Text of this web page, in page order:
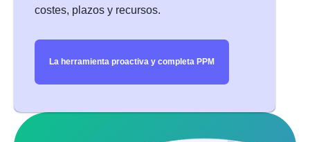
costes, plazos y recursos.
La herramienta proactiva y completa PPM